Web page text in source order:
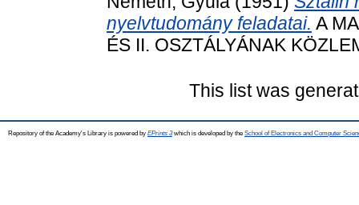
nyelvtudomány feladatai. A
ÉS II. OSZTÁLYÁNAK
This list was
Repository of the Academy's Library is powered by EPrints 3which is developed by the School of Electronics and Computer